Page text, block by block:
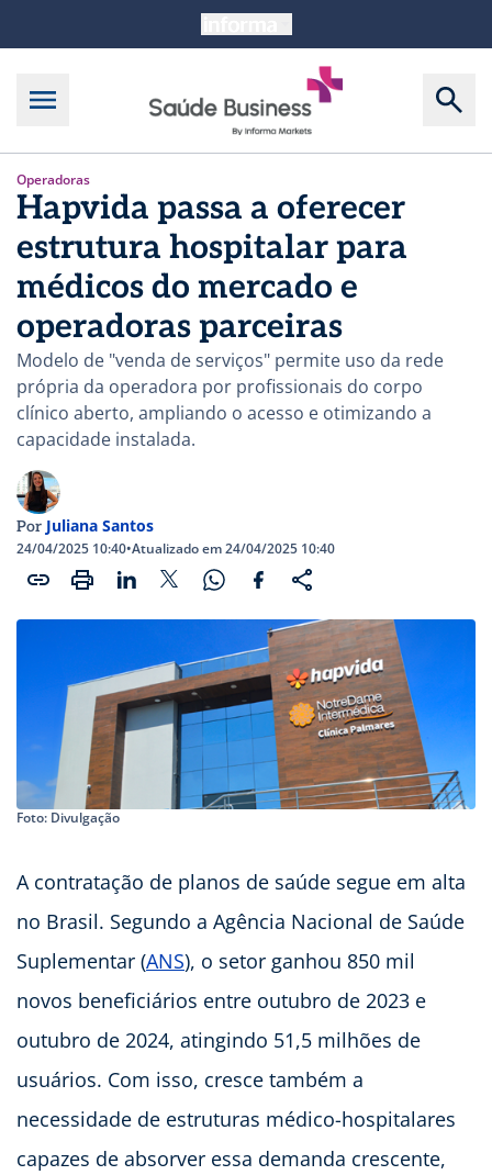
Operadoras
Hapvida passa a oferecer
estrutura hospitalar para
médicos do mercado e
operadoras parceiras
Modelo de "venda de serviços" permite uso da rede
própria da operadora por profissionais do corpo
clínico aberto, ampliando o acesso e otimizando a
capacidade instalada.
Por Juliana Santos
24/04/2025 10:40•Atualizado em 24/04/2025 10:40
Foto: Divulgação
A contratação de planos de saúde segue em alta
no Brasil. Segundo a Agência Nacional de Saúde
Suplementar (ANS), o setor ganhou 850 mil
novos beneficiários entre outubro de 2023 e
outubro de 2024, atingindo 51,5 milhões de
usuários. Com isso, cresce também a
necessidade de estruturas médico-hospitalares
capazes de absorver essa demanda crescente,